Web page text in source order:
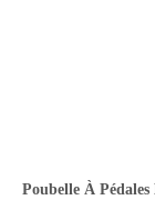
Poubelle À